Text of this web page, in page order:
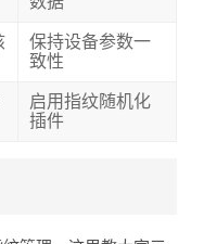
保持设备参数一
致性
启用指纹随机化
插件